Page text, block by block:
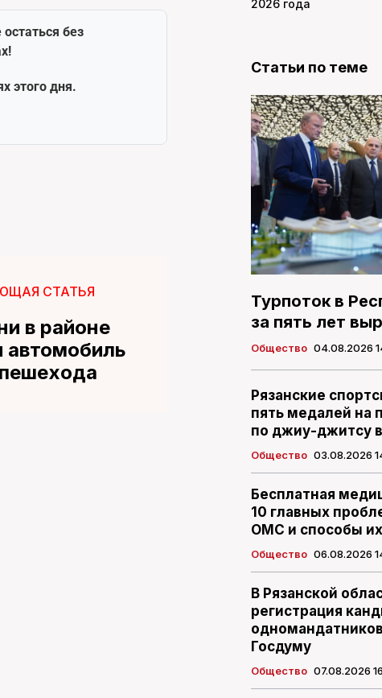
без
этого дня.
СТАТЬЯ
в районе
автомобиль
2026 года
Статьи по теме
Турпоток в
за пять лет
Общество 04.08.2026
Рязанские
пять медалей на
по джиу-джитсу
Общество 03.08.2026
Бесплатная
10 главных
ОМС и способы
Общество 06.08.2026
В Рязанской
регистрация
Госдуму
Общество 07.08.2026